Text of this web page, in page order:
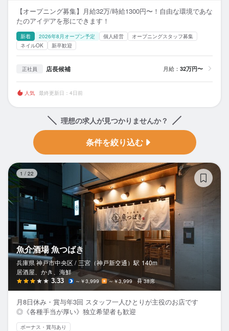
【オープニング募集】月給32万/時給1300円〜！自由な環境であな
たのアイデアを形にできます！
新着 2026年8月オープン予定 個人経営
オープニングスタッフ募集
ネイルOK
新卒歓迎
正社員 店長候補 月給： 32万円〜
人気 最終更新日：4日前
理想の求人が見つかりませんか？
条件を絞り込む
1 / 22
魚介酒場 魚つばき
兵庫県 神戸市中央区 / 三宮（神戸新交通） 駅 140m
居酒屋、かき、海鮮
3.33 ～￥3,999 ～￥3,999 38席
月8日休み・賞与年3回 スタッフ一人ひとりが主役のお店です
◎《各種手当が厚い》独立希望者も歓迎
ボーナス・賞与あり